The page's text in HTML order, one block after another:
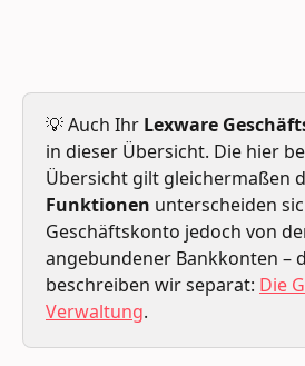
💡 Auch Ihr Lexware
in dieser Übersicht. Die hier
Übersicht gilt gleichermaßen
Funktionen unterscheiden
Geschäftskonto jedoch von
angebundener Bankkonten –
beschreiben wir separat: Die
Verwaltung.